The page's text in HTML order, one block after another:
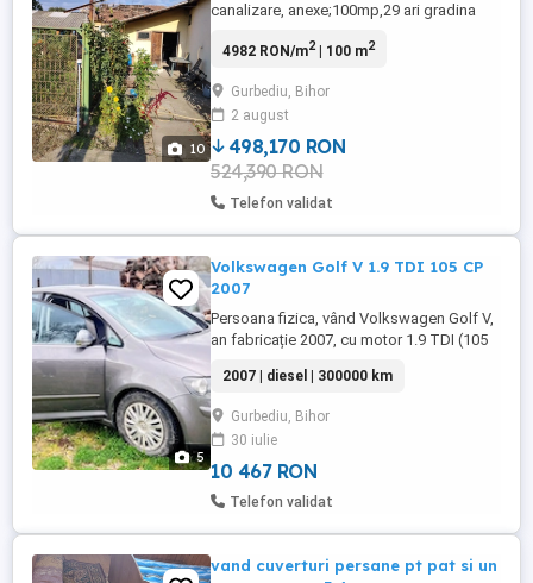
10
canalizare, anexe;100mp,29 ari gradina
4982 RON/m2| 100 m2
Gurbediu, Bihor
2 august
498,170 RON
524,390 RON
Telefon validat
5
Volkswagen Golf V 1.9 TDI 105 CP
2007
Persoana fizica, vând Volkswagen Golf V,
an fabricație 2007, cu motor 1.9 TDI (105
consum redus. Mașina este în stare bună
de funcționare și este pregătită pentru
utilizare. Detalii: An fabricație: 2006 Motor:
1.9 TDI Putere: 105 CP (77 kW)
Combustibil: ...
2007 | diesel | 300000 km
Gurbediu, Bihor
30 iulie
10 467 RON
Telefon validat
vand cuverturi persane pt pat si un